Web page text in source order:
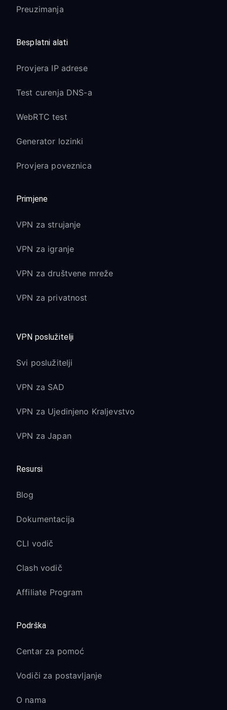
Preuzimanja
Besplatni alati
Provjera IP adrese
Test curenja DNS-a
WebRTC test
Generator lozinki
Provjera poveznica
Primjene
VPN za strujanje
VPN za igranje
VPN za društvene mreže
VPN za privatnost
VPN poslužitelji
Svi poslužitelji
VPN za SAD
VPN za Ujedinjeno Kraljevstvo
VPN za Japan
Resursi
Blog
Dokumentacija
CLI vodič
Clash vodič
Affiliate Program
Podrška
Centar za pomoć
Vodiči za postavljanje
O nama